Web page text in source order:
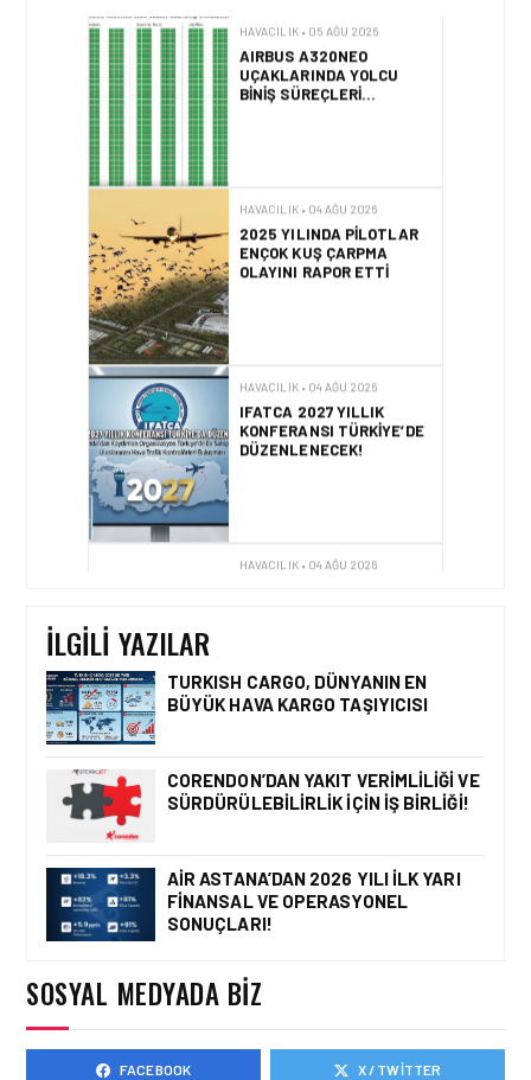
AIRBUS A320NEO
UÇAKLARINDA YOLCU
BINIŞ SÜREÇLERI
SIMÜLASYONLA TEST
2025 YILINDA PILOTLAR
ENÇOK KUŞ ÇARPMA
OLAYINI RAPOR ETTI
IFATCA 2027 YILLIK
KONFERANSI TÜRKIYE’DE
DÜZENLENECEK!
ÇELEBI HAVACILIK, TÜRK
YÜZDE 46’LIK ARTIŞA
KARŞI HANGI ÖNLEMLER
ALINIYOR?
HAVACILIK • 05 AĞU 2026
ÇELEBI HAVACILIK
KURTARMA BIRLIĞI’NE
ANLAMLI DESTEK!
İLGILI YAZILAR
TURKISH CARGO, DÜNYANIN EN
BÜYÜK HAVA KARGO TAŞIYICISI
CORENDON’DAN YAKIT VERIMLILIĞI VE
SÜRDÜRÜLEBILIRLIK IÇIN İŞ BIRLIĞI!
AIR ASTANA’DAN 2026 YILI İLK YARI
FINANSAL VE OPERASYONEL
SONUÇLARI!
SOSYAL MEDYADA BIZ
FACEBOOK X / TWITTER